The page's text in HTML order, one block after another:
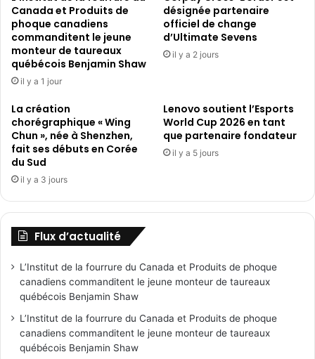
Canada et Produits de
phoque canadiens
commanditent le jeune
monteur de taureaux
québécois Benjamin Shaw
il y a 1 jour
désignée partenaire
officiel de change
d’Ultimate Sevens
il y a 2 jours
La création
chorégraphique « Wing
Chun », née à Shenzhen,
fait ses débuts en Corée
du Sud
il y a 3 jours
Lenovo soutient l’Esports
World Cup 2026 en tant
que partenaire fondateur
il y a 5 jours
Flux d’actualité
L’Institut de la fourrure du Canada et Produits de phoque
canadiens commanditent le jeune monteur de taureaux
québécois Benjamin Shaw
L’Institut de la fourrure du Canada et Produits de phoque
canadiens commanditent le jeune monteur de taureaux
québécois Benjamin Shaw